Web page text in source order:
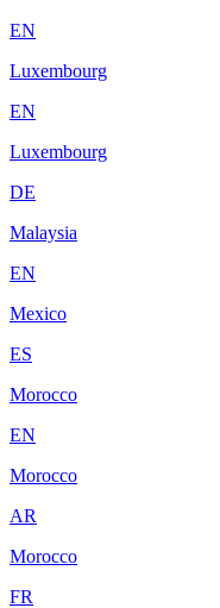
EN
Luxembourg
EN
Luxembourg
DE
Malaysia
EN
Mexico
ES
Morocco
EN
Morocco
AR
Morocco
FR